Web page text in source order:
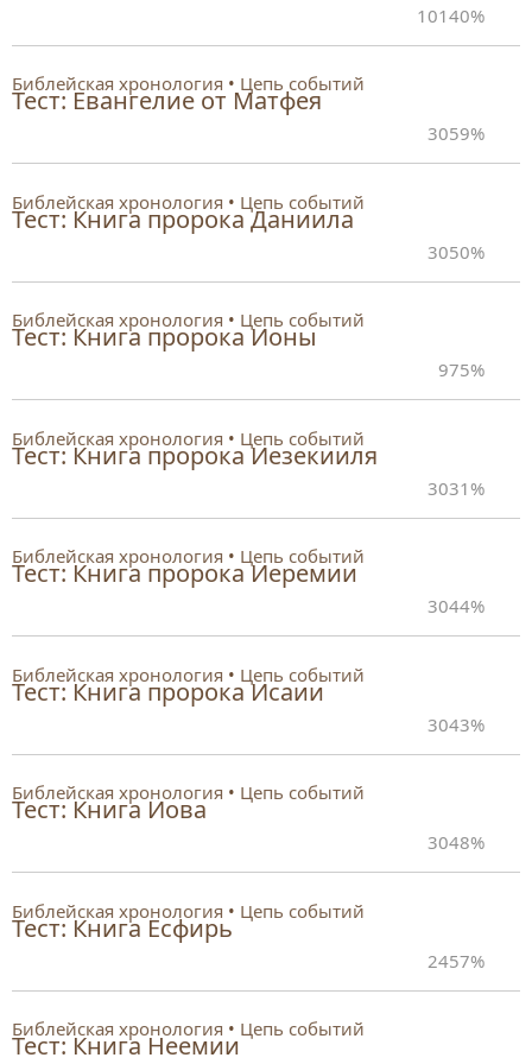
10140%
Библейская хронология Цепь событий
Тест: Евангелие от Матфея
3059%
Библейская хронология Цепь событий
Тест: Книга пророка Даниила
3050%
Библейская хронология Цепь событий
Тест: Книга пророка Ионы
975%
Библейская хронология Цепь событий
Тест: Книга пророка Иезекииля
3031%
Библейская хронология Цепь событий
Тест: Книга пророка Иеремии
3044%
Библейская хронология Цепь событий
Тест: Книга пророка Исаии
3043%
Библейская хронология Цепь событий
Тест: Книга Иова
3048%
Библейская хронология Цепь событий
Тест: Книга Есфирь
2457%
Библейская хронология Цепь событий
Тест: Книга Неемии